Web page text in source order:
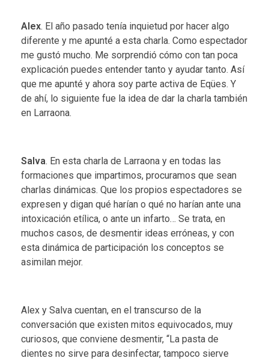
Alex. El año pasado tenía inquietud por hacer algo
diferente y me apunté a esta charla. Como espectador
me gustó mucho. Me sorprendió cómo con tan poca
explicación puedes entender tanto y ayudar tanto. Así
que me apunté y ahora soy parte activa de Eqües. Y
de ahí, lo siguiente fue la idea de dar la charla también
en Larraona.
Salva. En esta charla de Larraona y en todas las
formaciones que impartimos, procuramos que sean
charlas dinámicas. Que los propios espectadores se
expresen y digan qué harían o qué no harían ante una
intoxicación etílica, o ante un infarto… Se trata, en
muchos casos, de desmentir ideas erróneas, y con
esta dinámica de participación los conceptos se
asimilan mejor.
Alex y Salva cuentan, en el transcurso de la
conversación que existen mitos equivocados, muy
curiosos, que conviene desmentir, “La pasta de
dientes no sirve para desinfectar, tampoco sierve